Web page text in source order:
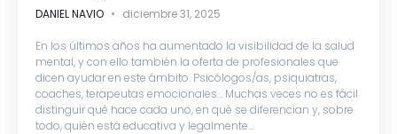
DANIEL NAVIO diciembre 31, 2025
En los últimos años ha aumentado la visibilidad de la salud
mental, y con ello también la oferta de profesionales que
dicen ayudar en este ámbito. Psicólogos/as, psiquiatras,
coaches, terapeutas emocionales… Muchas veces no es fácil
distinguir qué hace cada uno, en qué se diferencian y, sobre
todo, quién está educativa y legalmente...